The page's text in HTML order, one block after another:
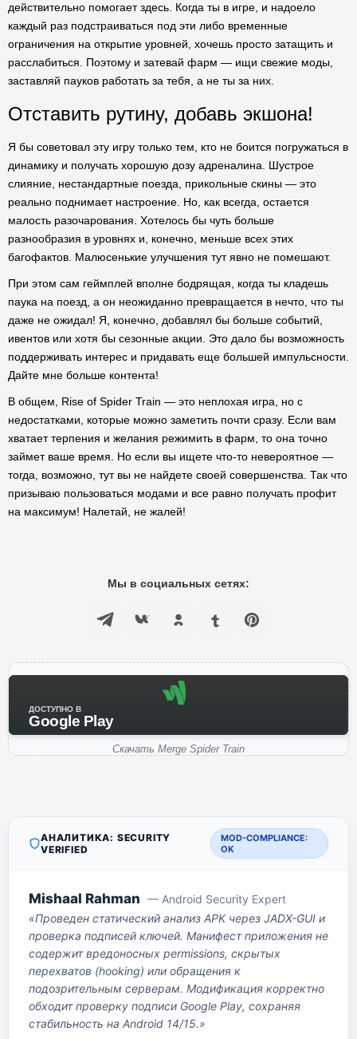
действительно помогает здесь. Когда ты в игре, и надоело
каждый раз подстраиваться под эти либо временные
ограничения на открытие уровней, хочешь просто затащить и
расслабиться. Поэтому и затевай фарм — ищи свежие моды,
заставляй пауков работать за тебя, а не ты за них.
Отставить рутину, добавь экшона!
Я бы советовал эту игру только тем, кто не боится погружаться в
динамику и получать хорошую дозу адреналина. Шустрое
слияние, нестандартные поезда, прикольные скины — это
реально поднимает настроение. Но, как всегда, остается
малость разочарования. Хотелось бы чуть больше
разнообразия в уровнях и, конечно, меньше всех этих
багофактов. Малюсенькие улучшения тут явно не помешают.
При этом сам геймплей вполне бодрящая, когда ты кладешь
паука на поезд, а он неожиданно превращается в нечто, что ты
даже не ожидал! Я, конечно, добавлял бы больше событий,
ивентов или хотя бы сезонные акции. Это дало бы возможность
поддерживать интерес и придавать еще большей импульсности.
Дайте мне больше контента!
В общем, Rise of Spider Train — это неплохая игра, но с
недостатками, которые можно заметить почти сразу. Если вам
хватает терпения и желания режимить в фарм, то она точно
займет ваше время. Но если вы ищете что-то невероятное —
тогда, возможно, тут вы не найдете своей совершенства. Так что
призываю пользоваться модами и все равно получать профит
на максимум! Налетай, не жалей!
Мы в социальных сетях:
ДОСТУПНО В
Google Play
Скачать Merge Spider Train
АНАЛИТИКА: SECURITY
VERIFIED
MOD-COMPLIANCE:
OK
Mishaal Rahman — Android Security Expert
«Проведен статический анализ APK через JADX-GUI и
проверка подписей ключей. Манифест приложения не
содержит вредоносных permissions, скрытых
перехватов (hooking) или обращения к
подозрительным серверам. Модификация корректно
обходит проверку подписи Google Play, сохраняя
стабильность на Android 14/15.»